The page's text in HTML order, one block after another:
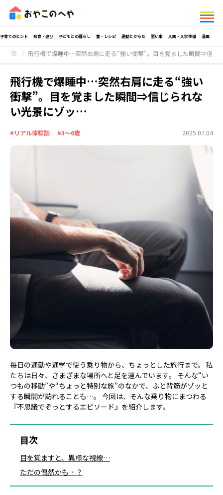
子育てのヒント 知育・遊び 子どもとの暮らし 食・レシピ 運動とからだ 習い事 入園・入学準備 漫画
飛行機で爆睡中…突然右肩に走る“強い衝撃”。目を覚ました瞬間⇒信じ
飛行機で爆睡中…突然右肩に走る“強い
衝撃”。目を覚ました瞬間⇒信じられな
い光景にゾッ…
#リアル体験談 #3～6歳 2025.07.04
毎日の通勤や通学で使う乗り物から、ちょっとした旅行まで。 私
たちは日々、さまざまな場所へと足を運んでいます。 そんな“い
つもの移動”や“ちょっと特別な旅”のなかで、ふと背筋がゾッと
する瞬間が訪れることも…。 今回は、そんな乗り物にまつわる
『不思議でぞっとするエピソード』を紹介します。
目次
目を覚ますと、異様な視線…
ただの偶然かも…？